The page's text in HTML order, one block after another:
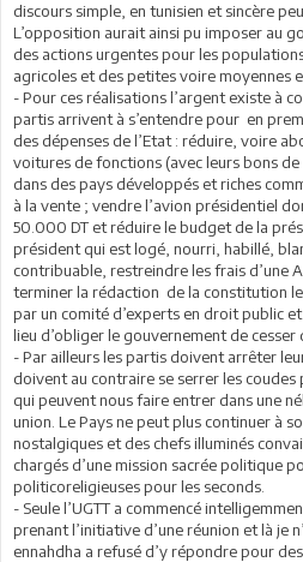
discours simple, en tunisien et sincère
L’opposition aurait ainsi pu imposer au
des actions urgentes pour les
agricoles et des petites voire moyennes
- Pour ces réalisations l’argent existe à
partis arrivent à s’entendre pour en
des dépenses de l’Etat : réduire, voire
voitures de fonctions (avec leurs bons
dans des pays développés et riches
à la vente ; vendre l’avion présidentiel
50.000 DT et réduire le budget de la
président qui est logé, nourri, habillé,
contribuable, restreindre les frais d’une
terminer la rédaction de la constitution le
par un comité d’experts en droit public
lieu d’obliger le gouvernement de cesser
- Par ailleurs les partis doivent arrêter
doivent au contraire se serrer les
qui peuvent nous faire entrer dans une
union. Le Pays ne peut plus continuer à
nostalgiques et des chefs illuminés
chargés d’une mission sacrée politique
politicoreligieuses pour les seconds.
- Seule l’UGTT a commencé
prenant l’initiative d’une réunion et là je
ennahdha a refusé d’y répondre pour